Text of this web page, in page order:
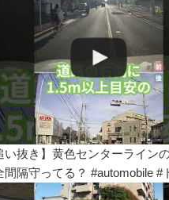
い抜き】黄色センターライン
間隔守ってる？ #automobile #